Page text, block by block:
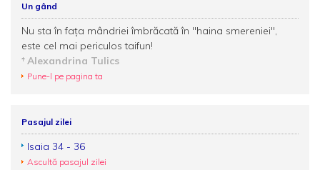
Un gând
Nu sta în fața mândriei îmbrăcată în ''haina smereniei'',
este cel mai periculos taifun!
Alexandrina Tulics
Pune-l pe pagina ta
Pasajul zilei
Isaia 34 - 36
Ascultă pasajul zilei